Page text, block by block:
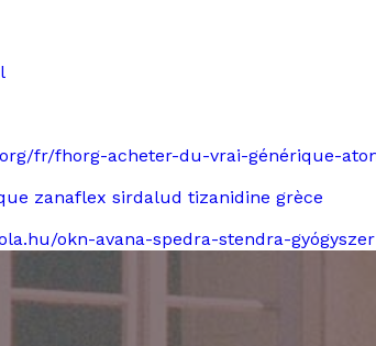
fr/fhorg-acheter-du-vrai-générique-
zanaflex sirdalud tizanidine grèce
okn-avana-spedra-stendra-gyógyszer